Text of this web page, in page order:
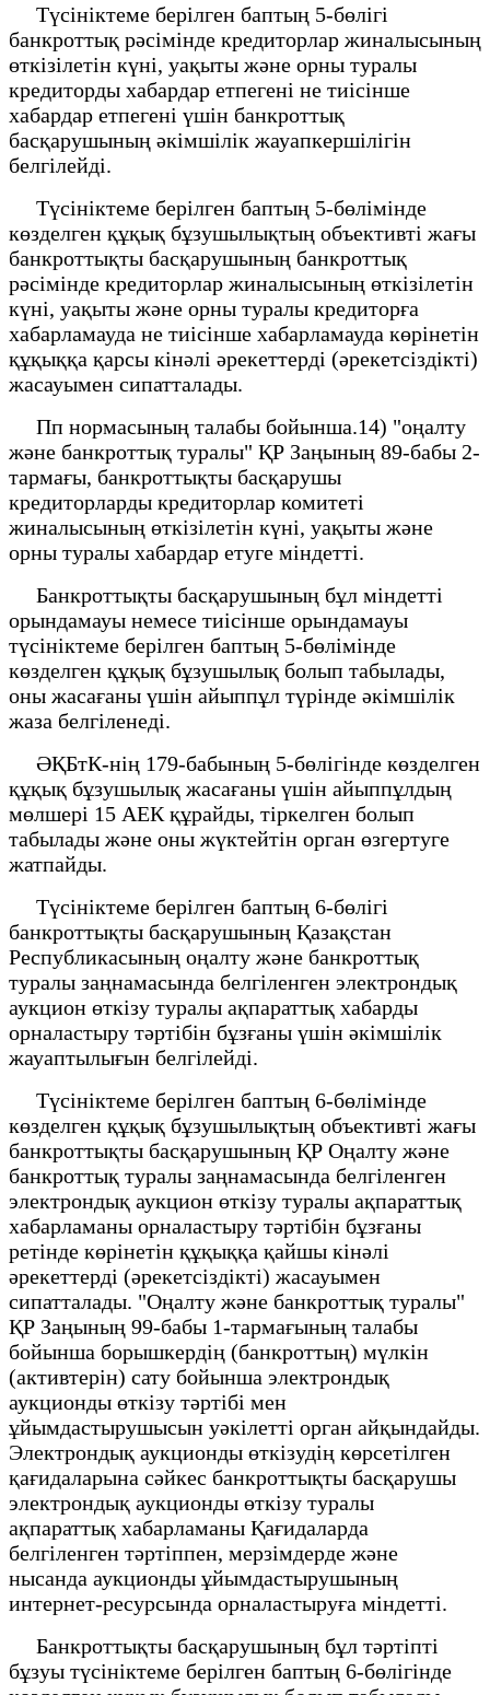
Түсініктеме берілген баптың 5-бөлігі
банкроттық рәсімінде кредиторлар жиналысының
өткізілетін күні, уақыты және орны туралы
кредиторды хабардар етпегені не тиісінше
хабардар етпегені үшін банкроттық
басқарушының әкімшілік жауапкершілігін
белгілейді.
Түсініктеме берілген баптың 5-бөлімінде
көзделген құқық бұзушылықтың объективті жағы
банкроттықты басқарушының банкроттық
рәсімінде кредиторлар жиналысының өткізілетін
күні, уақыты және орны туралы кредиторға
хабарламауда не тиісінше хабарламауда көрінетін
құқыққа қарсы кінәлі әрекеттерді (әрекетсіздікті)
жасауымен сипатталады.
Пп нормасының талабы бойынша.14) "оңалту
және банкроттық туралы" ҚР Заңының 89-бабы 2-
тармағы, банкроттықты басқарушы
кредиторларды кредиторлар комитеті
жиналысының өткізілетін күні, уақыты және
орны туралы хабардар етуге міндетті.
Банкроттықты басқарушының бұл міндетті
орындамауы немесе тиісінше орындамауы
түсініктеме берілген баптың 5-бөлімінде
көзделген құқық бұзушылық болып табылады,
оны жасағаны үшін айыппұл түрінде әкімшілік
жаза белгіленеді.
ӘҚБтК-нің 179-бабының 5-бөлігінде көзделген
құқық бұзушылық жасағаны үшін айыппұлдың
мөлшері 15 АЕК құрайды, тіркелген болып
табылады және оны жүктейтін орган өзгертуге
жатпайды.
Түсініктеме берілген баптың 6-бөлігі
банкроттықты басқарушының Қазақстан
Республикасының оңалту және банкроттық
туралы заңнамасында белгіленген электрондық
аукцион өткізу туралы ақпараттық хабарды
орналастыру тәртібін бұзғаны үшін әкімшілік
жауаптылығын белгілейді.
Түсініктеме берілген баптың 6-бөлімінде
көзделген құқық бұзушылықтың объективті жағы
банкроттықты басқарушының ҚР Оңалту және
банкроттық туралы заңнамасында белгіленген
электрондық аукцион өткізу туралы ақпараттық
хабарламаны орналастыру тәртібін бұзғаны
ретінде көрінетін құқыққа қайшы кінәлі
әрекеттерді (әрекетсіздікті) жасауымен
сипатталады. "Оңалту және банкроттық туралы"
ҚР Заңының 99-бабы 1-тармағының талабы
бойынша борышкердің (банкроттың) мүлкін
(активтерін) сату бойынша электрондық
аукционды өткізу тәртібі мен
ұйымдастырушысын уәкілетті орган айқындайды.
Электрондық аукционды өткізудің көрсетілген
қағидаларына сәйкес банкроттықты басқарушы
электрондық аукционды өткізу туралы
ақпараттық хабарламаны Қағидаларда
белгіленген тәртіппен, мерзімдерде және
нысанда аукционды ұйымдастырушының
интернет-ресурсында орналастыруға міндетті.
Банкроттықты басқарушының бұл тәртіпті
бұзуы түсініктеме берілген баптың 6-бөлігінде